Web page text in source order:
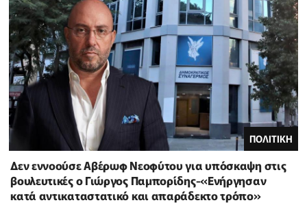
ΠΟΛΙΤΙΚΗ
Δεν εννοούσε Αβέρωφ Νεοφύτου για υπόσκαψη στις
βουλευτικές ο Γιώργος Παμπορίδης-«Ενήργησαν
κατά αντικαταστατικό και απαράδεκτο τρόπο»